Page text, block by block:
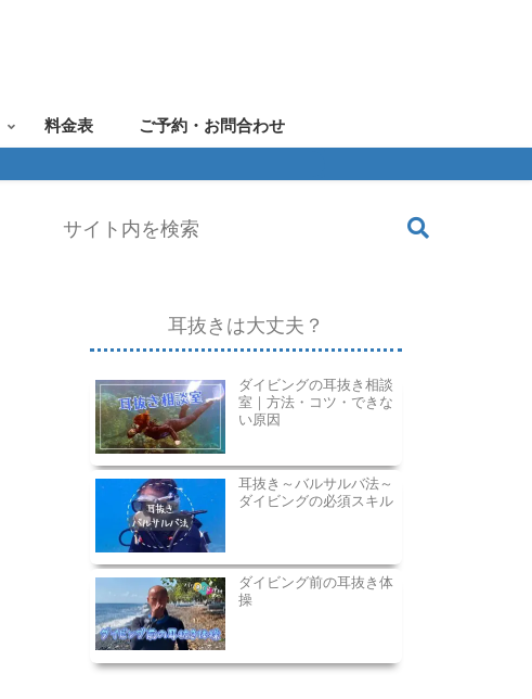
料金表 ご予約・お問合わせ
耳抜きは大丈夫？
ダイビングの耳抜き相談
室｜方法・コツ・できな
い原因
耳抜き～バルサルバ法～
ダイビングの必須スキル
ダイビング前の耳抜き体
操